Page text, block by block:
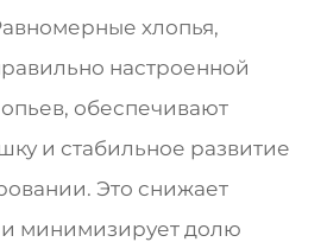
хлопья,
настроенной
обеспечивают
и стабильное развитие
Это снижает
минимизирует долю